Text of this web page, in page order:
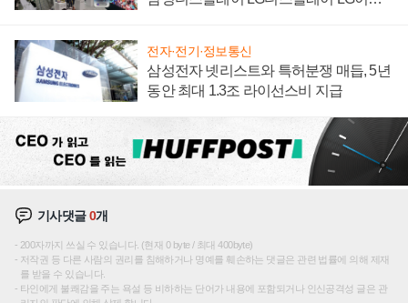
전자·전기·정보통신
삼성전자 넷리스트와 특허분쟁 매듭, 5년
동안 최대 1.3조 라이선스비 지급
기사댓글0개
200자까지 쓰실 수 있습니다. (현재 0 byte / 최대 400byte)
저작권 등 다른 사람의 권리를 침해하거나 명예를 훼손하는 댓글은 관련 법률에 의해 제재
를 받을 수 있습니다.
타인에게 불쾌감을 주는 욕설 등 비하하는 단어가 내용에 포함되거나 인신공격성 글은 관